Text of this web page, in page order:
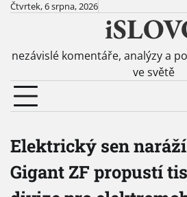
SkipČtvrtek, 6 srpna, 2026
nezávislé komentáře, analýzy a
ve světě
Elektrický sen
Gigant ZF propustí